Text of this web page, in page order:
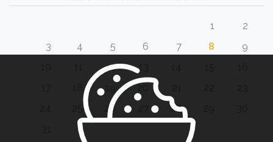
1
2
3
4 5 6 7 8
9
12 13
20
26 28